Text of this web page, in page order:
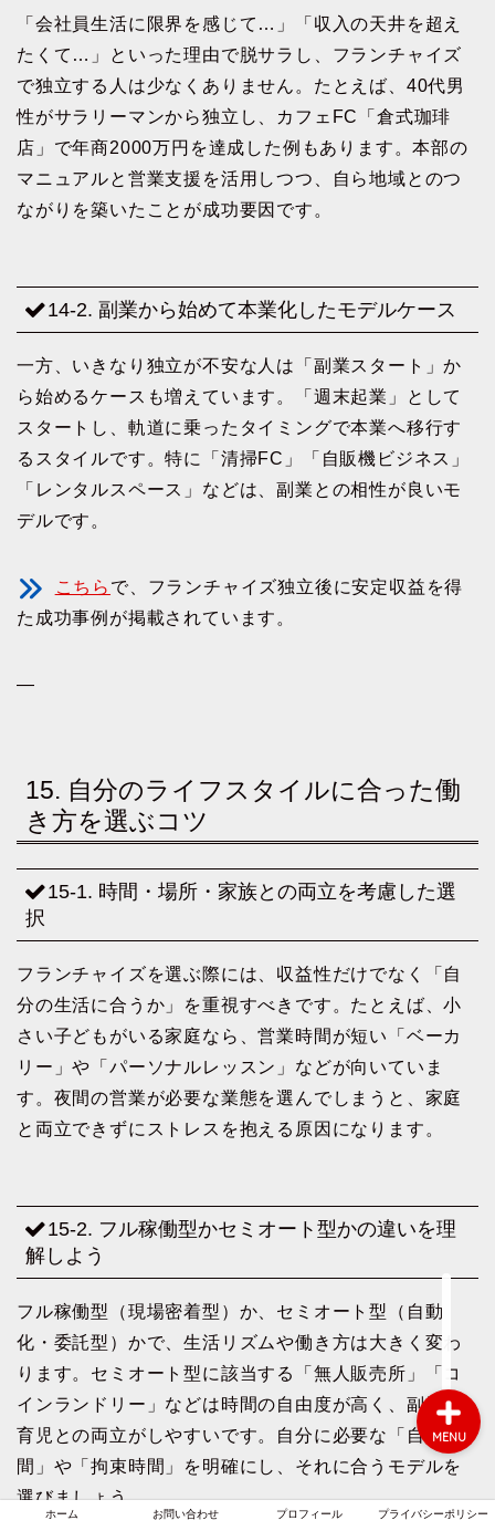
「会社員生活に限界を感じて…」「収入の天井を超え
たくて…」といった理由で脱サラし、フランチャイズ
で独立する人は少なくありません。たとえば、40代男
性がサラリーマンから独立し、カフェFC「倉式珈琲
店」で年商2000万円を達成した例もあります。本部の
マニュアルと営業支援を活用しつつ、自ら地域とのつ
ながりを築いたことが成功要因です。
14-2. 副業から始めて本業化したモデルケース
一方、いきなり独立が不安な人は「副業スタート」か
ら始めるケースも増えています。「週末起業」として
スタートし、軌道に乗ったタイミングで本業へ移行す
るスタイルです。特に「清掃FC」「自販機ビジネス」
「レンタルスペース」などは、副業との相性が良いモ
デルです。
こちら で、フランチャイズ独立後に安定収益を得
た成功事例が掲載されています。
—
15. 自分のライフスタイルに合った働
き方を選ぶコツ
15-1. 時間・場所・家族との両立を考慮した選
択
フランチャイズを選ぶ際には、収益性だけでなく「自
分の生活に合うか」を重視すべきです。たとえば、小
さい子どもがいる家庭なら、営業時間が短い「ベーカ
リー」や「パーソナルレッスン」などが向いていま
す。夜間の営業が必要な業態を選んでしまうと、家庭
と両立できずにストレスを抱える原因になります。
15-2. フル稼働型かセミオート型かの違いを理
解しよう
フル稼働型（現場密着型）か、セミオート型（自動
化・委託型）かで、生活リズムや働き方は大きく変わ
ります。セミオート型に該当する「無人販売所」「コ
インランドリー」などは時間の自由度が高く、副業や
育児との両立がしやすいです。自分に必要な「自由時
間」や「拘束時間」を明確にし、それに合うモデルを
選びましょう。
ホーム お問い合わせ プロフィール プライバシーポリシー
MENU
ホーム
プライバシーポリシー